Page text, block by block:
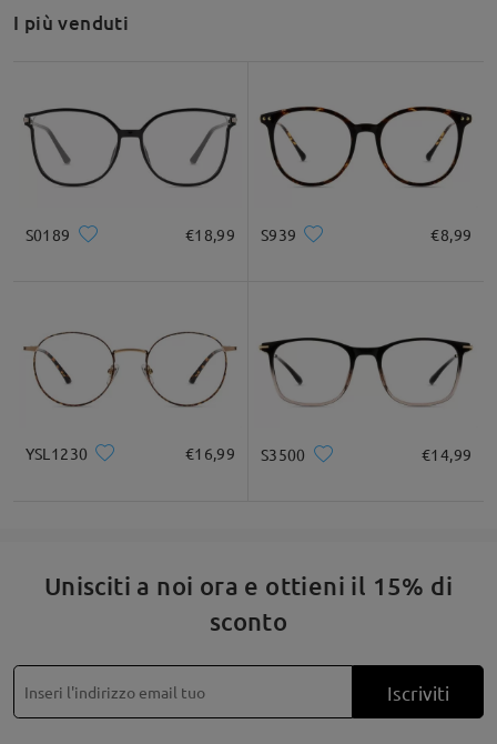
Grazie per la tua richiesta!
Se hai bisogno di ulteriore assistenza, non esitare a contattarci
tramite LiveChat (24 ore su 24, 7 giorni su 7) o via email
all'indirizzo
service@firmoo.it
su Jul 16 , 2026
domande e le risposte
Fai una domanda
I più venduti
S0189 €18,99 S939 €8,99
YSL1230 €16,99 S3500 €14,99
Unisciti a noi ora e ottieni il 15% di
sconto
Iscriviti